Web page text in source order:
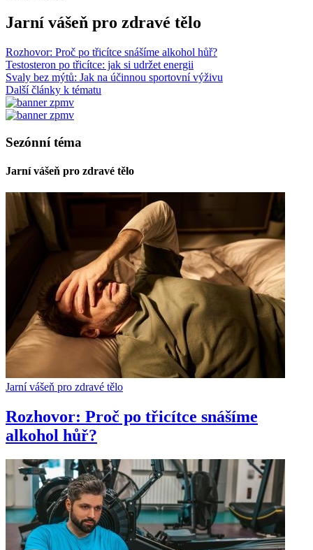
Jarní vášeň pro zdravé tělo
Rozhovor: Proč po třicítce snášíme alkohol hůř?
Testosteron po třicítce: jak si udržet energii
Svaly bez mýtů: Jak na účinnou sportovní výživu
Další články k tématu
Sezónní téma
Jarní vášeň pro zdravé tělo
Jarní vášeň pro zdravé tělo
Rozhovor: Proč po třicítce snášíme
alkohol hůř?